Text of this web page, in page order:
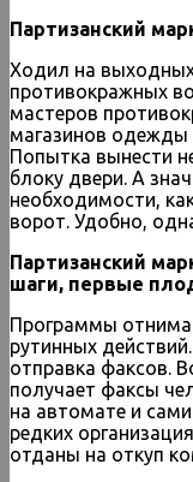
Партизанский
Ходил на
противокражных
мастеров
магазинов одежды
Попытка вынести
блоку двери. А
необходимости,
ворот. Удобно,
Партизанский
шаги, первые
Программы
рутинных
отправка факсов.
получает факсы
на автомате и
редких
отданы на откуп